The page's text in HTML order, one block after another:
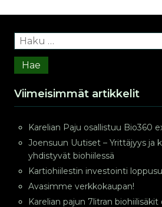
Haku:
Viimeisimmät artikkelit
Karelian Paju osallistuu Bio360
Joensuun Uutiset – Yrittäjyys ja
yhdistyvät biohiilessä
Kartiohiilestin investointi
Avasimme verkkokaupan!
Karelian pajun 7litran biohiilisäkit